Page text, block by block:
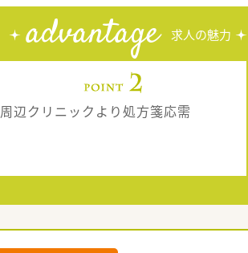
advantage 求人の魅力
周辺クリニックより処方箋応需